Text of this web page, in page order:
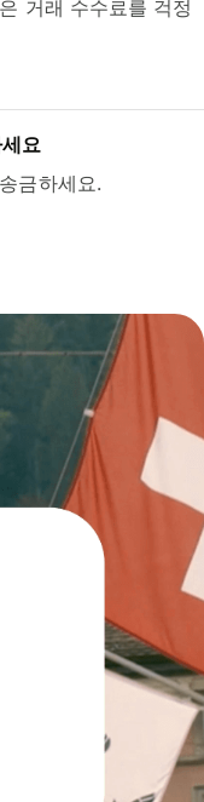
거래 수수료를 걱정
요
금하세요.